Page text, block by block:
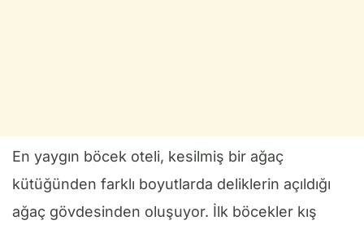
En yaygın böcek oteli, kesilmiş bir ağaç
kütüğünden farklı boyutlarda deliklerin açıldığı
ağaç gövdesinden oluşuyor. İlk böcekler kış